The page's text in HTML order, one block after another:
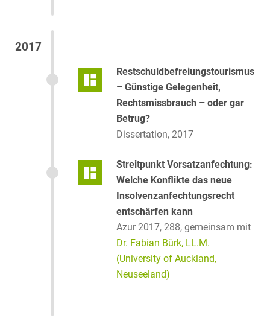
2017
Restschuldbefreiungstourismus
– Günstige Gelegenheit,
Rechtsmissbrauch – oder gar
Betrug?
Dissertation, 2017
Streitpunkt Vorsatzanfechtung:
Welche Konflikte das neue
Insolvenzanfechtungsrecht
entschärfen kann
Azur 2017, 288, gemeinsam mit
Dr. Fabian Bürk, LL.M.
(University of Auckland,
Neuseeland)